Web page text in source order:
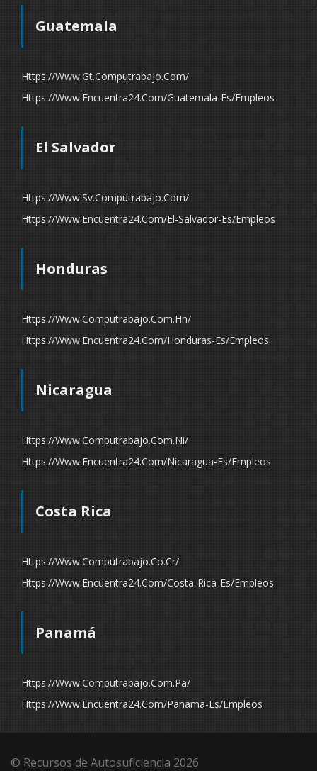
Guatemala
Https://www.gt.computrabajo.com/
Https://www.encuentra24.com/guatemala-Es/empleos
El Salvador
Https://www.sv.computrabajo.com/
Https://www.encuentra24.com/el-Salvador-Es/empleos
Honduras
Https://www.computrabajo.com.hn/
Https://www.encuentra24.com/honduras-Es/empleos
Nicaragua
Https://www.computrabajo.com.ni/
Https://www.encuentra24.com/nicaragua-Es/empleos
Costa Rica
Https://www.computrabajo.co.cr/
Https://www.encuentra24.com/costa-Rica-Es/empleos
Panamá
Https://www.computrabajo.com.pa/
Https://www.encuentra24.com/panama-Es/empleos
© Recursos de Autosuficiencia 2026